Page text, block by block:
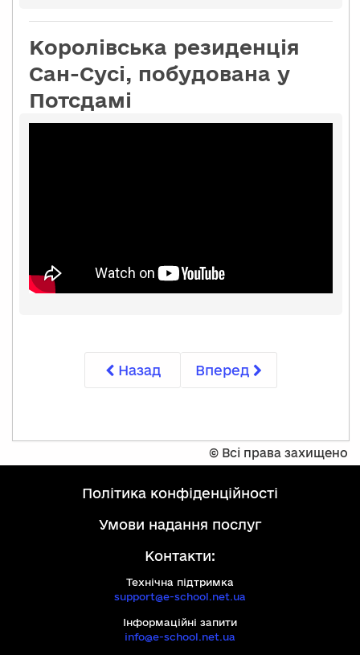
Королівська резиденція
Сан-Сусі, побудована у
Потсдамі
Назад Вперед
© Всі права захищено
політика конфіденційності
умови надання послуг
Контакти:
Технічна підтримка
support@e-school.net.ua
Інформаційні запити
info@e-school.net.ua